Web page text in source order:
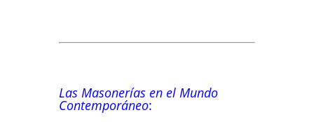
Las Masonerías en el Mundo
Contemporáneo: